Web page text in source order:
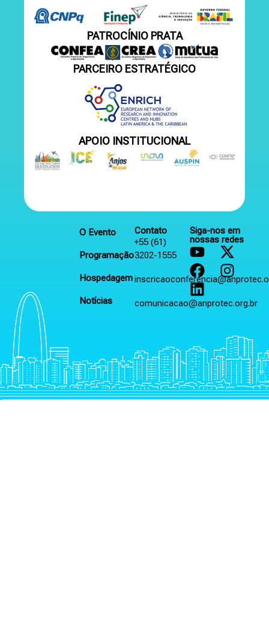
PATROCÍNIO PRATA
PARCEIRO ESTRATÉGICO
APOIO INSTITUCIONAL
O Evento
Programação
Hospedagem
Notícias
Contato
+55 (61)
3202-1555
comunicacao@anprotec.org.br
Siga-nos em
nossas redes